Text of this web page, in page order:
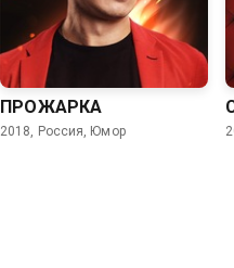
ПРОЖАРКА
2018, Россия, Юмор